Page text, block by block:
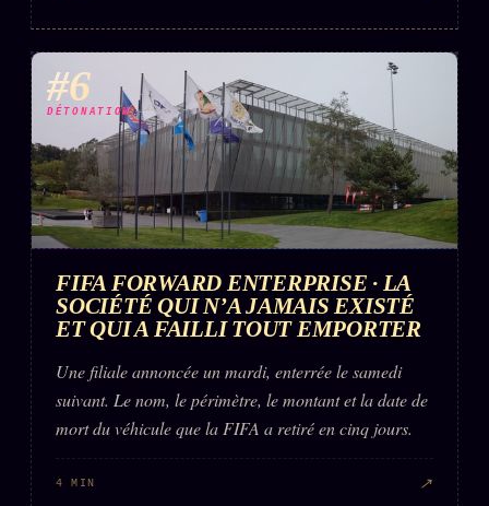
#6
DÉTONATION
FIFA FORWARD ENTERPRISE · LA
SOCIÉTÉ QUI N’A JAMAIS EXISTÉ
ET QUI A FAILLI TOUT EMPORTER
Une filiale annoncée un mardi, enterrée le samedi
suivant. Le nom, le périmètre, le montant et la date de
mort du véhicule que la FIFA a retiré en cinq jours.
4 MIN ↗